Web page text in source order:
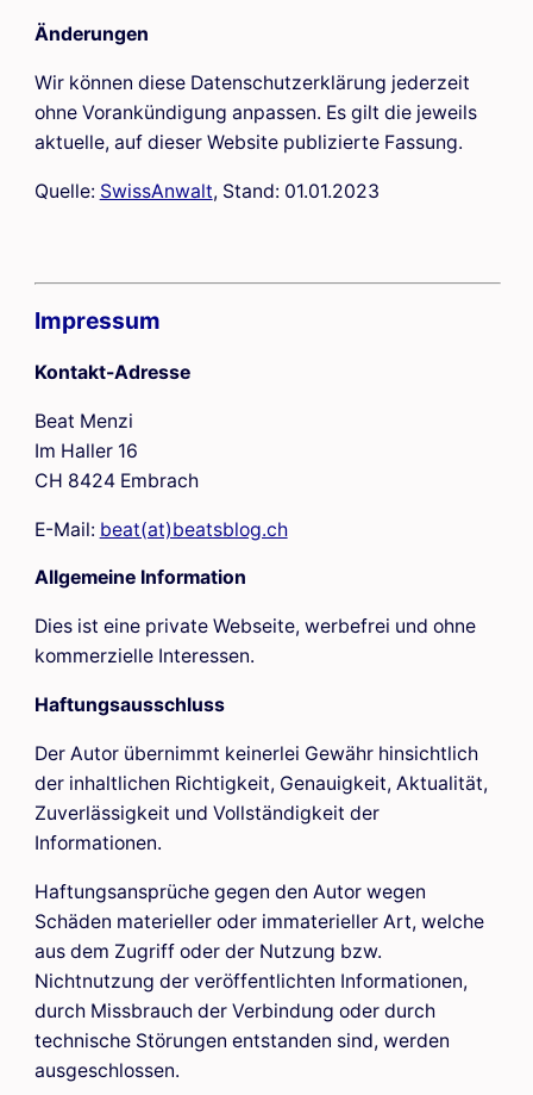
Änderungen
Wir können diese Datenschutzerklärung jederzeit
ohne Vorankündigung anpassen. Es gilt die jeweils
aktuelle, auf dieser Website publizierte Fassung.
Quelle: SwissAnwalt, Stand: 01.01.2023
Impressum
Kontakt-Adresse
Beat Menzi
Im Haller 16
CH 8424 Embrach
E-Mail: beat(at)beatsblog.ch
Allgemeine Information
Dies ist eine private Webseite, werbefrei und ohne
kommerzielle Interessen.
Haftungsausschluss
Der Autor übernimmt keinerlei Gewähr hinsichtlich
der inhaltlichen Richtigkeit, Genauigkeit, Aktualität,
Zuverlässigkeit und Vollständigkeit der
Informationen.
Haftungsansprüche gegen den Autor wegen
Schäden materieller oder immaterieller Art, welche
aus dem Zugriff oder der Nutzung bzw.
Nichtnutzung der veröffentlichten Informationen,
durch Missbrauch der Verbindung oder durch
technische Störungen entstanden sind, werden
ausgeschlossen.